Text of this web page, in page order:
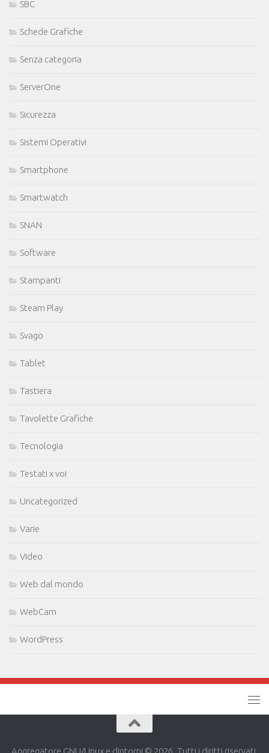
SBC
Schede Grafiche
Senza categoria
ServerOne
Sicurezza
Sistemi Operativi
Smartphone
Smartwatch
SNAN
Software
Stampanti
Steam Play
Svago
Tablet
Tastiera
Tavolette Grafiche
Tecnologia
Testati x voi
Uncategorized
Varie
Video
Web dal mondo
WebCam
WordPress